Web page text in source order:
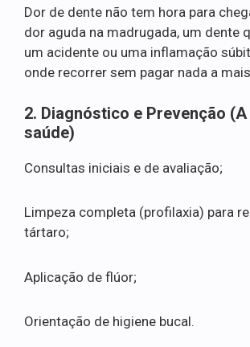
Dor de dente não tem hora para
dor aguda na madrugada, um dente
um acidente ou uma inflamação
onde recorrer sem pagar nada a
2. Diagnóstico e Prevenção (A
saúde)
Consultas iniciais e de avaliação;
Limpeza completa (profilaxia) para
tártaro;
Aplicação de flúor;
Orientação de higiene bucal.